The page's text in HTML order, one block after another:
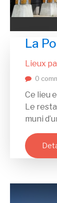
La
Lieux
0
Ce lieu
Le
muni